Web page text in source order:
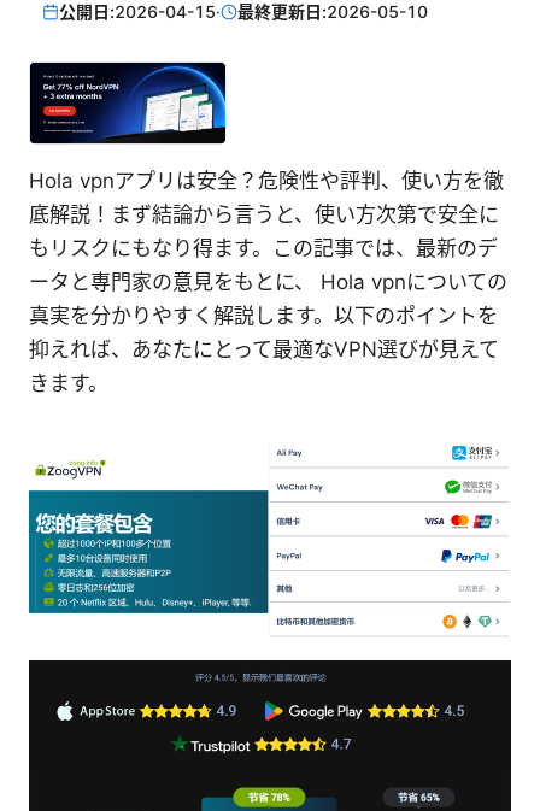
公開日:2026-04-15· 最終更新日:2026-05-10
Hola vpnアプリは安全？危険性や評判、使い方を徹
底解説！まず結論から言うと、使い方次第で安全に
もリスクにもなり得ます。この記事では、最新のデ
ータと専門家の意見をもとに、 Hola vpnについての
真実を分かりやすく解説します。以下のポイントを
抑えれば、あなたにとって最適なVPN選びが見えて
きます。